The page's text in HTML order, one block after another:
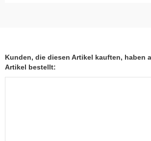
Kunden, die diesen Artikel kauften, haben
Artikel bestellt: